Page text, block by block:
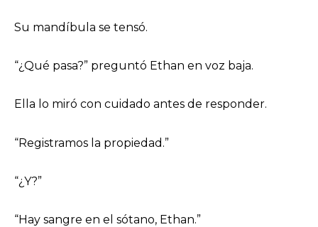
Su mandíbula se tensó.
“¿Qué pasa?” preguntó Ethan en voz baja.
Ella lo miró con cuidado antes de responder.
“Registramos la propiedad.”
“¿Y?”
“Hay sangre en el sótano, Ethan.”